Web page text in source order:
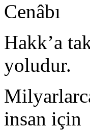
Cenâbı
Hakk’a
yoludur.
insan için